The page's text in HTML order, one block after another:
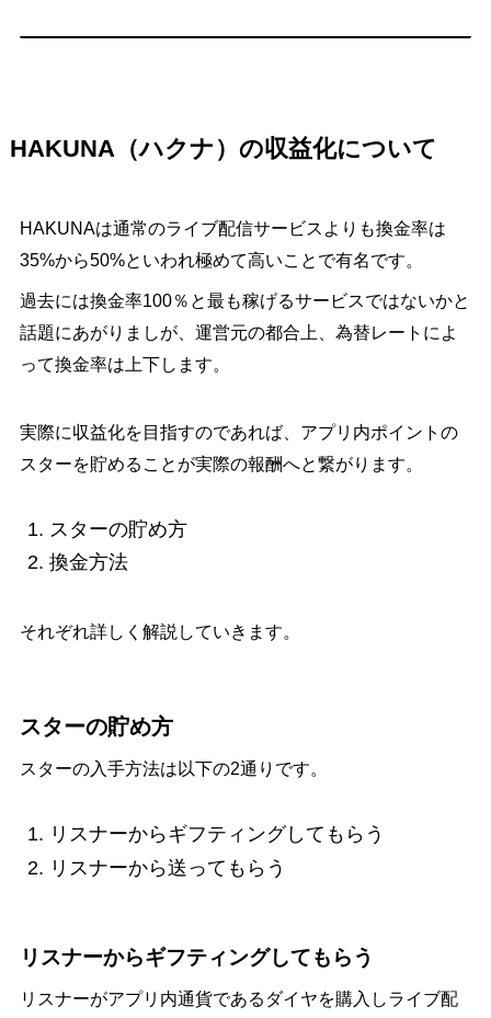
HAKUNA（ハクナ）の収益化について
HAKUNAは通常のライブ配信サービスよりも換金率は
35%から50%といわれ極めて高いことで有名です。
過去には換金率100％と最も稼げるサービスではないかと
話題にあがりましが、運営元の都合上、為替レートによ
って換金率は上下します。
実際に収益化を目指すのであれば、アプリ内ポイントの
スターを貯めることが実際の報酬へと繋がります。
スターの貯め方
換金方法
それぞれ詳しく解説していきます。
スターの貯め方
スターの入手方法は以下の2通りです。
リスナーからギフティングしてもらう
リスナーから送ってもらう
リスナーからギフティングしてもらう
リスナーがアプリ内通貨であるダイヤを購入しライブ配